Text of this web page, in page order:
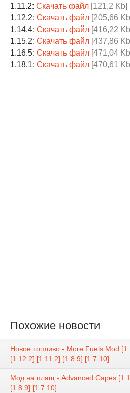
1.11.2: Скачать файл [121,2 Kb]
1.12.2: Скачать файл [205,66
1.14.4: Скачать файл [416,22
1.15.2: Скачать файл [437,86
1.16.5: Скачать файл [471,04
1.18.1: Скачать файл [470,61
Похожие новости
Новое топливо - More Fuels Mod
[1.12.2] [1.11.2] [1.8.9] [1.7.10]
Мод на плащ - Advanced Capes
[1.8.9] [1.7.10]